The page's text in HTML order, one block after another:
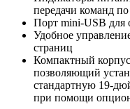
передачи команд
Порт mini-USB для
Удобное
страниц
Компактный
позволяющий
стандартную 19-
при помощи